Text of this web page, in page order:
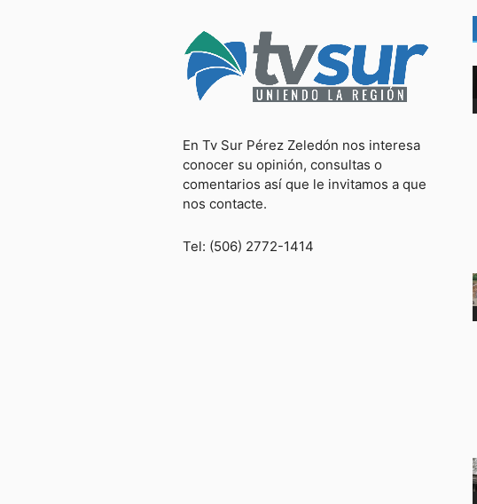
En Tv Sur Pérez Zeledón nos interesa
conocer su opinión, consultas o
comentarios así que le invitamos a que
nos contacte.
Tel: (506) 2772-1414